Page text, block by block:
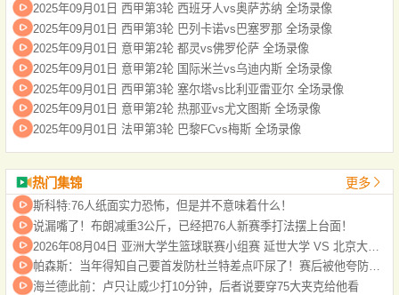
2025年09月01日 西甲第3轮 西班牙人vs奥萨苏纳 全场录像
2025年09月01日 西甲第3轮 巴列卡诺vs巴塞罗那 全场录像
2025年09月01日 意甲第2轮 都灵vs佛罗伦萨 全场录像
2025年09月01日 意甲第2轮 国际米兰vs乌迪内斯 全场录像
2025年09月01日 西甲第3轮 塞尔塔vs比利亚雷亚尔 全场录像
2025年09月01日 意甲第2轮 热那亚vs尤文图斯 全场录像
2025年09月01日 法甲第3轮 巴黎FCvs梅斯 全场录像
热门集锦 更多
斯科特:76人纸面实力恐怖，但是并不意味着什么！
说漏嘴了！布朗减重3公斤，已经把76人新赛季打法摆上台面！
帕森斯：当年得知自己要首发防杜兰特差点吓尿了！赛后被他夸防得好给了我自信
海兰德此前：卢只让威少打10分钟，后者说要穿75大夹克给他看